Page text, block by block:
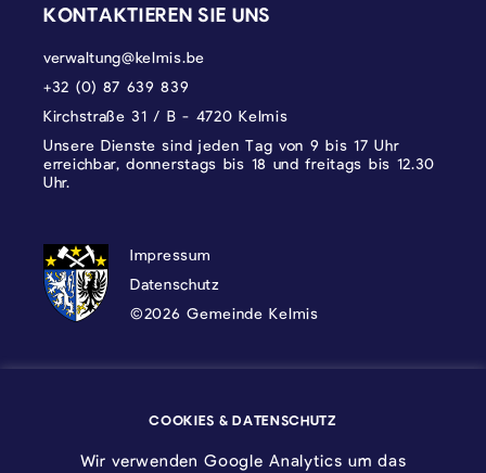
KONTAKTIEREN SIE UNS
verwaltung@kelmis.be
+32 (0) 87 639 839
Kirchstraße 31 / B - 4720 Kelmis
Unsere Dienste sind jeden Tag von 9 bis 17 Uhr
erreichbar, donnerstags bis 18 und freitags bis 12.30
Uhr.
DATENSCHUTZ, IMPRESSUM UND
Impressum
Datenschutz
©2026 Gemeinde Kelmis
COOKIES & DATENSCHUTZ
Wir verwenden Google Analytics um das